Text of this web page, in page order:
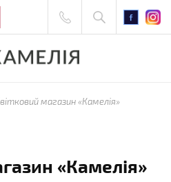
магазин «Камелія»
«Камелія»